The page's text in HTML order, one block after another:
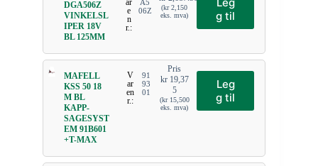
DGA506Z
VINKELSL
IPER 18V
BL 125MM
ar
e
n
r.:
A5
06Z
(kr2,150
eks. mva)
Leg
g til
MAFELL
KSS 50 18
M BL
KAPP-
SAGESYST
EM 91B601
+T-MAX
V
ar
en
r.:
91
93
01
Pris
kr19,37
5
(kr15,500
eks. mva)
Leg
g til